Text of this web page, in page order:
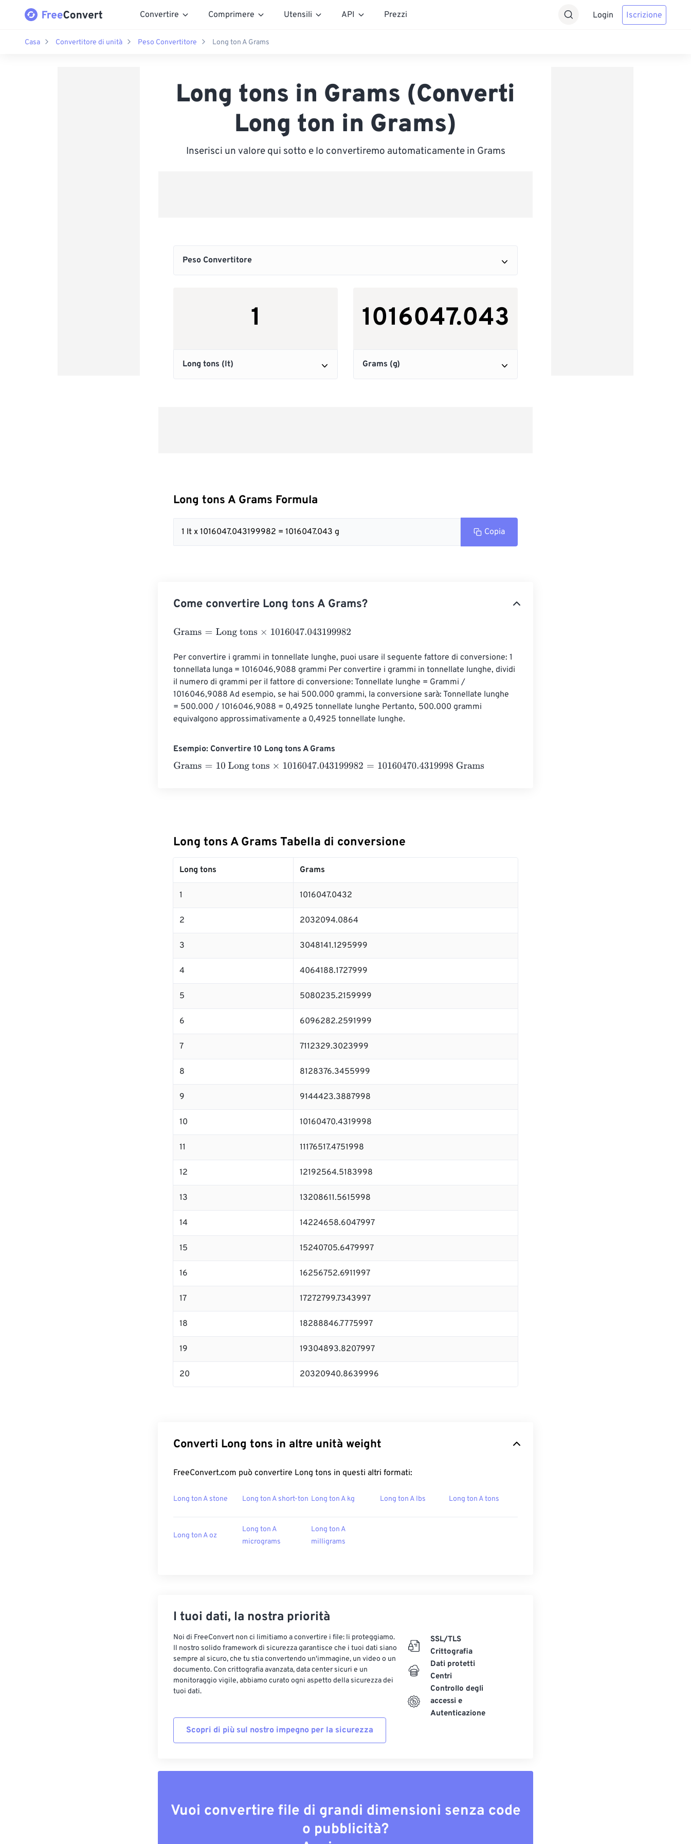
Convertire Comprimere Utensili API Prezzi Login Iscrizione
Casa Convertitore di unità Peso Convertitore Long ton A Grams
Long tons in Grams (Converti
Long ton in Grams)
Inserisci un valore qui sotto e lo convertiremo automaticamente in Grams
Long tons A Grams Formula
1 lt x 1016047.043199982 = 1016047.043 g Copia
Come convertire Long tons A Grams?
Grams= Long tons ×1016047.043199982
Per convertire i grammi in tonnellate lunghe, puoi usare il seguente fattore di conversione: 1
tonnellata lunga = 1016046,9088 grammi Per convertire i grammi in tonnellate lunghe, dividi
il numero di grammi per il fattore di conversione: Tonnellate lunghe = Grammi /
1016046,9088 Ad esempio, se hai 500.000 grammi, la conversione sarà: Tonnellate lunghe
= 500.000 / 1016046,9088 = 0,4925 tonnellate lunghe Pertanto, 500.000 grammi
equivalgono approssimativamente a 0,4925 tonnellate lunghe.
Esempio: Convertire 10 Long tons A Grams
Grams= 10 Long tons ×1016047.043199982=10160470.4319998 Grams
Long tons A Grams Tabella di conversione
Long tons Grams
1 1016047.0432
2 2032094.0864
3 3048141.1295999
4 4064188.1727999
5 5080235.2159999
6 6096282.2591999
7 7112329.3023999
8 8128376.3455999
9 9144423.3887998
10 10160470.4319998
11 11176517.4751998
12 12192564.5183998
13 13208611.5615998
14 14224658.6047997
15 15240705.6479997
16 16256752.6911997
17 17272799.7343997
18 18288846.7775997
19 19304893.8207997
20 20320940.8639996
Converti Long tons in altre unità weight
FreeConvert.com può convertire Long tons in questi altri formati:
Long ton A stone Long ton A short-ton Long ton A kg Long ton A lbs Long ton A tons
Long ton A oz
Long ton A
micrograms
Long ton A
milligrams
I tuoi dati, la nostra priorità
Noi di FreeConvert non ci limitiamo a convertire i file: li proteggiamo.
Il nostro solido framework di sicurezza garantisce che i tuoi dati siano
sempre al sicuro, che tu stia convertendo un'immagine, un video o un
documento. Con crittografia avanzata, data center sicuri e un
monitoraggio vigile, abbiamo curato ogni aspetto della sicurezza dei
tuoi dati.
Scopri di più sul nostro impegno per la sicurezza
SSL/TLS
Crittografia
Dati protetti
Centri
Controllo degli
accessi e
Autenticazione
Vuoi convertire file di grandi dimensioni senza code
o pubblicità?